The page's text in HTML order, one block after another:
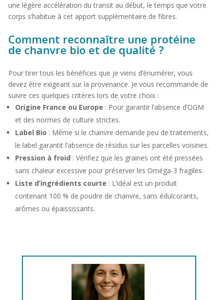
une légère accélération du transit au début, le temps que votre
corps s’habitue à cet apport supplémentaire de fibres.
Comment reconnaître une protéine
de chanvre bio et de qualité ?
Pour tirer tous les bénéfices que je viens d’énumérer, vous
devez être exigeant sur la provenance. Je vous recommande de
suivre ces quelques critères lors de votre choix :
Origine France ou Europe : Pour garantir l’absence d’OGM
et des normes de culture strictes.
Label Bio : Même si le chanvre demande peu de traitements,
le label garantit l’absence de résidus sur les parcelles voisines.
Pression à froid : Vérifiez que les graines ont été pressées
sans chaleur excessive pour préserver les Oméga-3 fragiles.
Liste d’ingrédients courte : L’idéal est un produit
contenant 100 % de poudre de chanvre, sans édulcorants,
arômes ou épaississants.